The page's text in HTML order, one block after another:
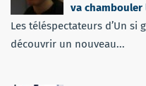
va chambouler
Les téléspectateurs d’Un si
découvrir un nouveau...